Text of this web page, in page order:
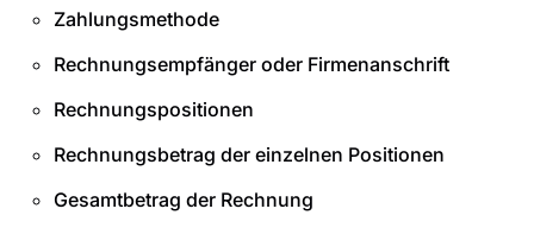
Zahlungsmethode
Rechnungsempfänger oder Firmenanschrift
Rechnungspositionen
Rechnungsbetrag der einzelnen Positionen
Gesamtbetrag der Rechnung